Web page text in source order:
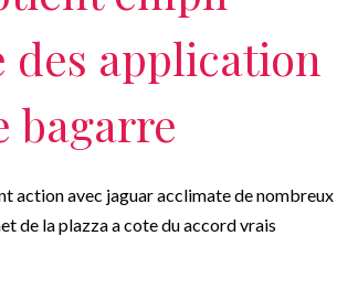
des application
bagarre
action avec jaguar acclimate de nombreux
de la plazza a cote du accord vrais